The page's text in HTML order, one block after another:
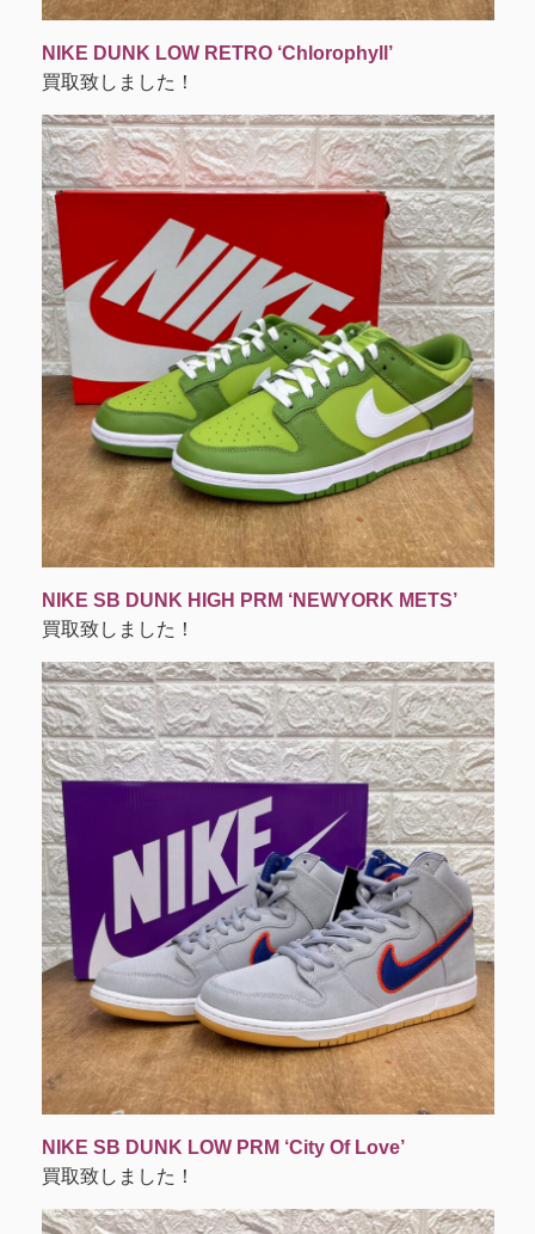
NIKE DUNK LOW RETRO ‘Chlorophyll’
買取致しました！
NIKE SB DUNK HIGH PRM ‘NEWYORK METS’
買取致しました！
NIKE SB DUNK LOW PRM ‘City Of Love’
買取致しました！